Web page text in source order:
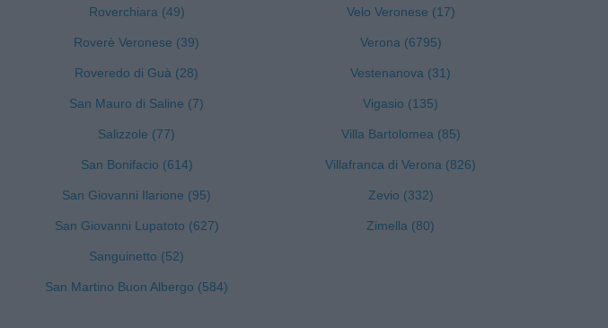
Roverchiara (49)
Roverè Veronese (39)
Roveredo di Guà (28)
San Mauro di Saline (7)
Salizzole (77)
San Bonifacio (614)
San Giovanni Ilarione (95)
San Giovanni Lupatoto (627)
Sanguinetto (52)
San Martino Buon Albergo (584)
Velo Veronese (17)
Verona (6795)
Vestenanova (31)
Vigasio (135)
Villa Bartolomea (85)
Villafranca di Verona (826)
Zevio (332)
Zimella (80)